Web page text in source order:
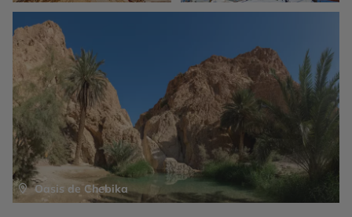
environnants. Chaque coin du village est une invitation
à la photographie et à la contemplation. Nuit à Sidi Bou
Said.
Oasis de Chebika